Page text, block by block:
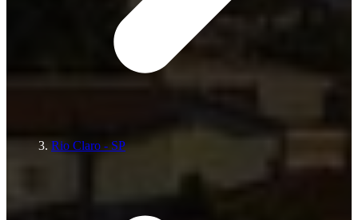
Rio Claro - SP